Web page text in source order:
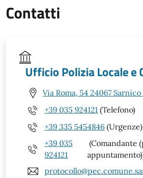
Contatti
Ufficio Polizia Locale e
Via Roma, 54 24067 Sarnico
+39 035 924121 (Telefono)
+39 335 5454846 (Urgenze)
+39 035
924121
(Comandante